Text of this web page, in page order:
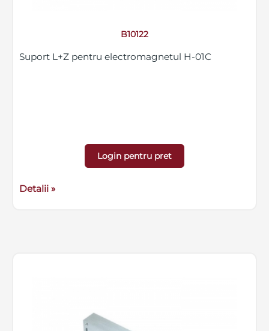
B10122
Suport L+Z pentru electromagnetul H-01C
Login pentru pret
Detalii »